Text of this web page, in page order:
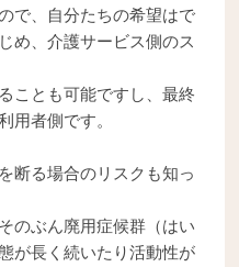
で、自分たちの希望はで
め、介護サービス側のス
ことも可能ですし、最終
用者側です。
断る場合のリスクも知っ
のぶん廃用症候群（はい
が長く続いたり活動性が